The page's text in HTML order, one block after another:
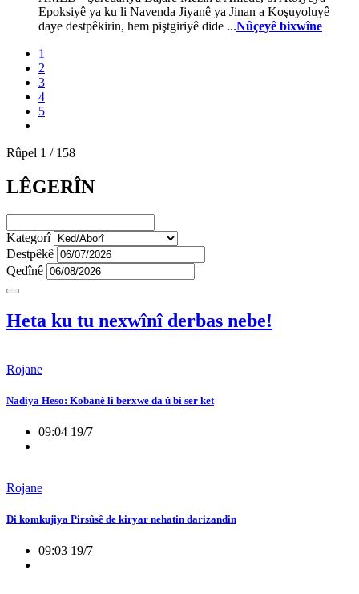
Epoksiyê ya ku li Navenda Jiyanê ya Jinan a Koşuyoluyê
daye destpêkirin, hem piştgiriyê dide ...Nûçeyê bixwîne
1
2
3
4
5
Rûpel 1 / 158
LÊGERÎN
Kategorî
Destpêkê
Qedînê
Heta ku tu nexwînî derbas nebe!
Rojane
Nadiya Heso: Kobanê li berxwe da û bi ser ket
09:04 19/7
Rojane
Di komkujiya Pirsûsê de kiryar nehatin darizandin
09:03 19/7